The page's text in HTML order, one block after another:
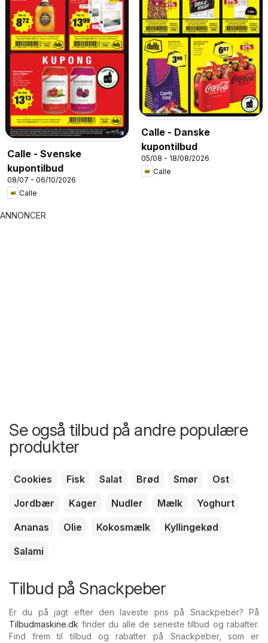
Calle - Svenske
kupontilbud
08/07 - 06/10/2026
Calle
Calle - Danske
kupontilbud
05/08 - 18/08/2026
Calle
ANNONCER
Se også tilbud på andre populære
produkter
Cookies Fisk Salat Brød Smør
Ost
Jordbær
Kager Nudler Mælk
Yoghurt
Ananas
Olie Kokosmælk
Kyllingekød
Salami
Tilbud på Snackpeber
Er du på jagt efter den laveste pris på Snackpeber? På
Tilbudmaskine.dk finder du alle de seneste tilbud og rabatter.
Find frem til tilbud og rabatter på Snackpeber, som er